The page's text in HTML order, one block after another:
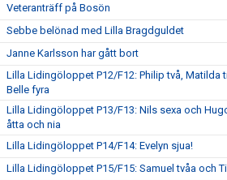
Veteranträff på Bosön
Sebbe belönad med Lilla Bragdguldet
Janne Karlsson har gått bort
Lilla Lidingöloppet P12/F12: Philip två, Matilda
Belle fyra
Lilla Lidingöloppet P13/F13: Nils sexa och
åtta och nia
Lilla Lidingöloppet P14/F14: Evelyn sjua!
Lilla Lidingöloppet P15/F15: Samuel tvåa och